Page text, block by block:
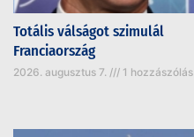
Totális válságot szimulál
Franciaország
2026. augusztus 7. 1 hozzászólás